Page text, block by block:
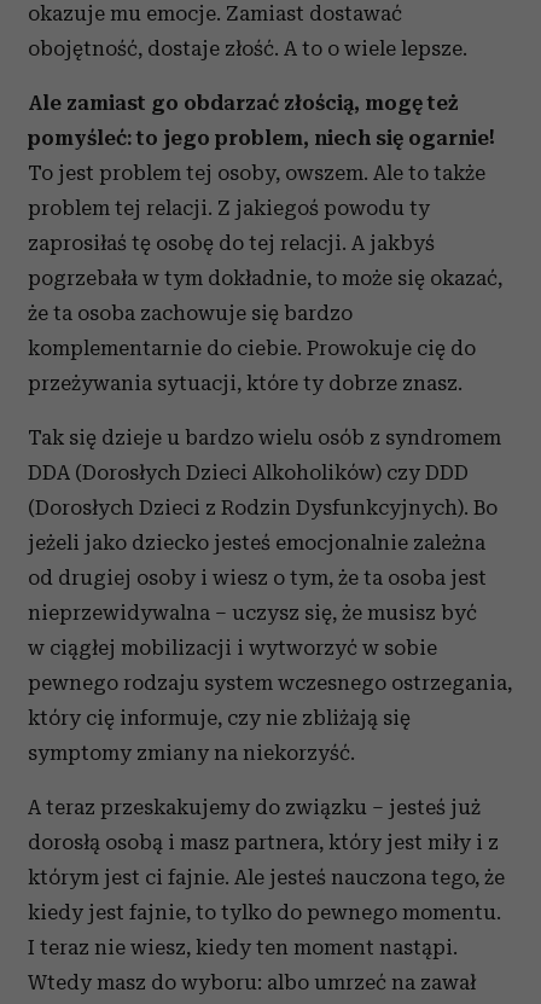
okazuje mu emocje. Zamiast dostawać
obojętność, dostaje złość. A to o wiele lepsze.
Ale zamiast go obdarzać złością, mogę też
pomyśleć: to jego problem, niech się ogarnie!
To jest problem tej osoby, owszem. Ale to także
problem tej relacji. Z jakiegoś powodu ty
zaprosiłaś tę osobę do tej relacji. A jakbyś
pogrzebała w tym dokładnie, to może się okazać,
że ta osoba zachowuje się bardzo
komplementarnie do ciebie. Prowokuje cię do
przeżywania sytuacji, które ty dobrze znasz.
Tak się dzieje u bardzo wielu osób z syndromem
DDA (Dorosłych Dzieci Alkoholików) czy DDD
(Dorosłych Dzieci z Rodzin Dysfunkcyjnych). Bo
jeżeli jako dziecko jesteś emocjonalnie zależna
od drugiej osoby i wiesz o tym, że ta osoba jest
nieprzewidywalna – uczysz się, że musisz być
w ciągłej mobilizacji i wytworzyć w sobie
pewnego rodzaju system wczesnego ostrzegania,
który cię informuje, czy nie zbliżają się
symptomy zmiany na niekorzyść.
A teraz przeskakujemy do związku – jesteś już
dorosłą osobą i masz partnera, który jest miły i z
którym jest ci fajnie. Ale jesteś nauczona tego, że
kiedy jest fajnie, to tylko do pewnego momentu.
I teraz nie wiesz, kiedy ten moment nastąpi.
Wtedy masz do wyboru: albo umrzeć na zawał